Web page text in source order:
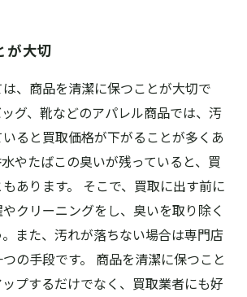
が大切
、商品を清潔に保つことが大切で
グ、靴などのアパレル商品では、汚
ると買取価格が下がることが多くあ
やたばこの臭いが残っていると、買
あります。 そこで、買取に出す前に
クリーニングをし、臭いを取り除く
また、汚れが落ちない場合は専門店
の手段です。 商品を清潔に保つこと
プするだけでなく、買取業者にも好